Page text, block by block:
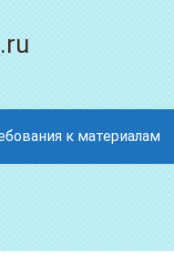
к материалам